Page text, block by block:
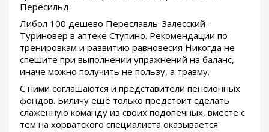
Пересильд.
Либол 100 дешево Переславль-Залесский -
Туриновер в аптеке Ступино. Рекомендации по
тренировкам и развитию равновесия Никогда не
спешите при выполнении упражнений на баланс,
иначе можно получить не пользу, а травму.
С ними соглашаются и представители пенсионных
фондов. Биличу ещё только предстоит сделать
слаженную команду из своих подопечных, вместе с
тем на хорватского специалиста оказывается